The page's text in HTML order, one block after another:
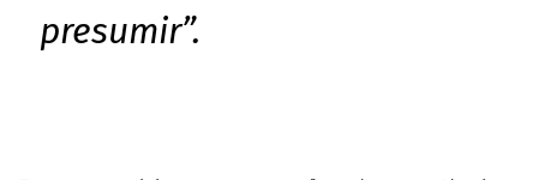
presumir”.